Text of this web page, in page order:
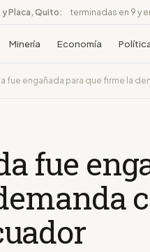
y Placa, Quito: terminadas en 9 y
Minería Economía
fue engañada para que firme la
fue